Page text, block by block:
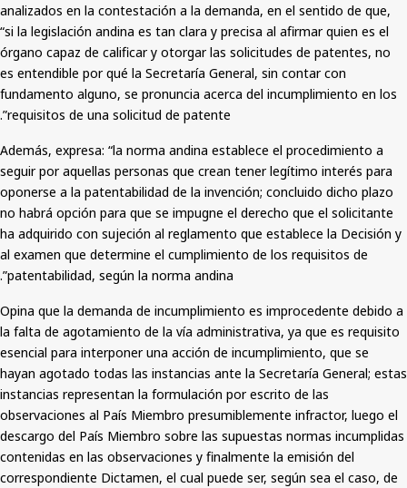
analizados en la contestación a la demanda, en el sentido de que,
“si la legislación andina es tan clara y precisa al afirmar quien es el
órgano capaz de calificar y otorgar las solicitudes de patentes, no
es entendible por qué la Secretaría General, sin contar con
fundamento alguno, se pronuncia acerca del incumplimiento en los
requisitos de una solicitud de patente”.
Además, expresa: “la norma andina establece el procedimiento a
seguir por aquellas personas que crean tener legítimo interés para
oponerse a la patentabilidad de la invención; concluido dicho plazo
no habrá opción para que se impugne el derecho que el solicitante
ha adquirido con sujeción al reglamento que establece la Decisión y
al examen que determine el cumplimiento de los requisitos de
patentabilidad, según la norma andina”.
Opina que la demanda de incumplimiento es improcedente debido a
la falta de agotamiento de la vía administrativa, ya que es requisito
esencial para interponer una acción de incumplimiento, que se
hayan agotado todas las instancias ante la Secretaría General; estas
instancias representan la formulación por escrito de las
observaciones al País Miembro presumiblemente infractor, luego el
descargo del País Miembro sobre las supuestas normas incumplidas
contenidas en las observaciones y finalmente la emisión del
correspondiente Dictamen, el cual puede ser, según sea el caso, de